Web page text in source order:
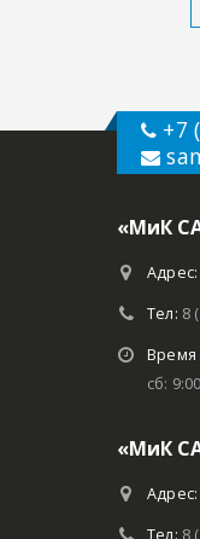
+7
«МиК
Адрес:
Тел: 8
Время
сб:
«МиК
Адрес:
Тел: 8